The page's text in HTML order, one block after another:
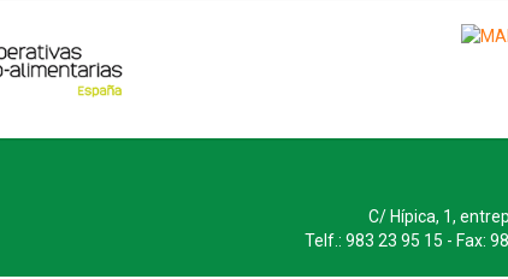
C/ Hípica, 1,
Telf.: 983 23 95 15 - Fax: